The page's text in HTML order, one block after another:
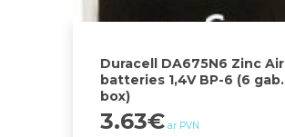
Duracell DA675N6 Zinc Air
batteries 1,4V BP-6 (6 gab.
box)
3.63€ ar PVN